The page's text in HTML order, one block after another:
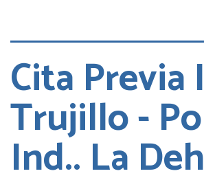
Cita Previa
Trujillo -
Ind.. La